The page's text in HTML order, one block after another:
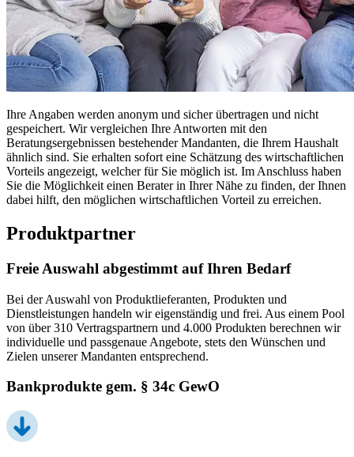
Ihre Angaben werden anonym und sicher übertragen und nicht
gespeichert. Wir vergleichen Ihre Antworten mit den
Beratungsergebnissen bestehender Mandanten, die Ihrem Haushalt
ähnlich sind. Sie erhalten sofort eine Schätzung des wirtschaftlichen
Vorteils angezeigt, welcher für Sie möglich ist. Im Anschluss haben
Sie die Möglichkeit einen Berater in Ihrer Nähe zu finden, der Ihnen
dabei hilft, den möglichen wirtschaftlichen Vorteil zu erreichen.
Produktpartner
Freie Auswahl abgestimmt auf Ihren Bedarf
Bei der Auswahl von Produktlieferanten, Produkten und
Dienstleistungen handeln wir eigenständig und frei. Aus einem Pool
von über 310 Vertragspartnern und 4.000 Produkten berechnen wir
individuelle und passgenaue Angebote, stets den Wünschen und
Zielen unserer Mandanten entsprechend.
Bankprodukte gem. § 34c GewO